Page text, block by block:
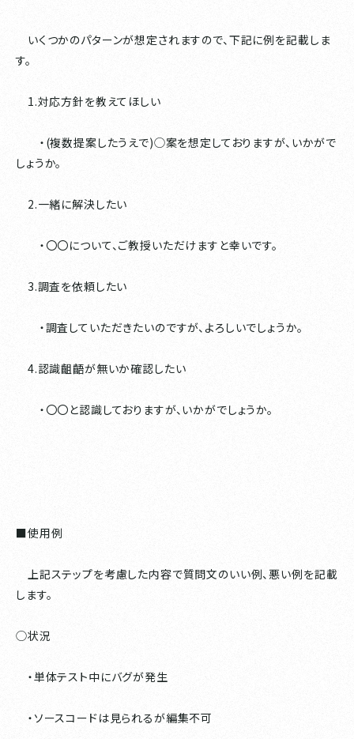
いくつかのパターンが想定されますので、下記に例を記載しま
す。
1.対応方針を教えてほしい
・(複数提案したうえで)◯案を想定しておりますが、いかがで
しょうか。
2.一緒に解決したい
・〇〇について、ご教授いただけますと幸いです。
3.調査を依頼したい
・調査していただきたいのですが、よろしいでしょうか。
4.認識齟齬が無いか確認したい
・〇〇と認識しておりますが、いかがでしょうか。
■使用例
上記ステップを考慮した内容で質問文のいい例、悪い例を記載
します。
◯状況
・単体テスト中にバグが発生
・ソースコードは見られるが編集不可